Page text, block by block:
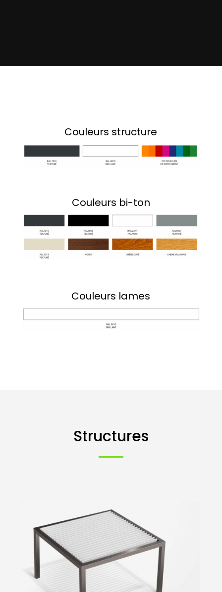
chanfreinée, vous pouvez même créer
Couleurs structure
Couleurs bi-ton
Couleurs lames
Structures